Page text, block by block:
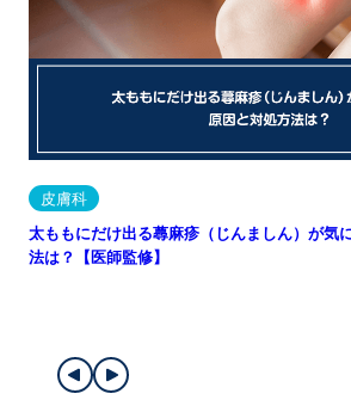
皮膚科
太ももにだけ出る蕁麻疹（じんましん）が気
法は？【医師監修】